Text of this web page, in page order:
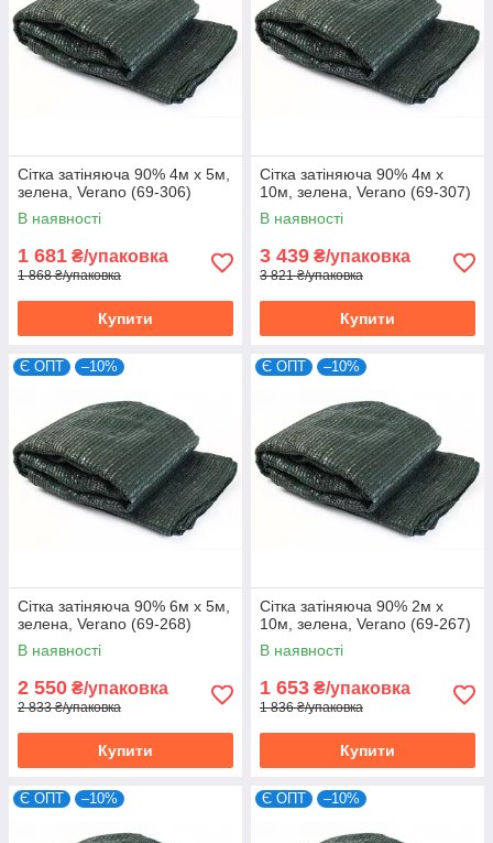
Сітка затіняюча 90% 4м х 5м,
зелена, Verano (69-306)
В наявності
1 681 ₴/упаковка
1 868 ₴/упаковка
Купити
Сітка затіняюча 90% 4м х
10м, зелена, Verano (69-307)
В наявності
3 439 ₴/упаковка
3 821 ₴/упаковка
Купити
Є ОПТ –10%
Сітка затіняюча 90% 6м х 5м,
зелена, Verano (69-268)
В наявності
2 550 ₴/упаковка
2 833 ₴/упаковка
Купити
Є ОПТ –10%
Сітка затіняюча 90% 2м х
10м, зелена, Verano (69-267)
В наявності
1 653 ₴/упаковка
1 836 ₴/упаковка
Купити
Є ОПТ –10% Є ОПТ –10%